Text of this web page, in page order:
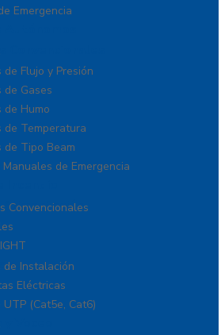
Emergencia
Convencionales
Flujo y Presión
de Gases
de Humo
de Temperatura
de Tipo Beam
de Emergencia
Alimentación
Convencionales
de Instalación
Eléctricas
UTP (Cat5e, Cat6)
Voceo